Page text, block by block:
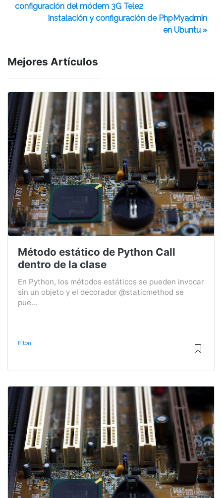
configuración del módem 3G Tele2
Instalación y configuración de PhpMyadmin
en Ubuntu »
Mejores Artículos
Método estático de Python Call
dentro de la clase
En Python, los métodos estáticos se pueden invocar
sin un objeto y el decorador @staticmethod se
pue...
Pitón